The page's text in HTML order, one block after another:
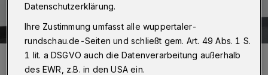
Die SPD-Landtagsabgeordnete Dilek Engin.
Foto: Simone Bahrmann
Datenschutzerklärung.
Ihre Zustimmung umfasst alle wuppertaler-
rundschau.de-Seiten und schließt gem. Art. 49 Abs. 1 S.
1 lit. a DSGVO auch die Datenverarbeitung außerhalb
des EWR, z.B. in den USA ein.